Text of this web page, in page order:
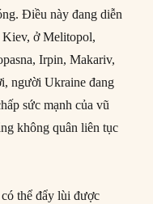
Điều này đang diễn
Kiev, ở Melitopol,
Irpin, Makariv,
người Ukraine đang
sức mạnh của vũ
không quân liên tục
thể đẩy lùi được